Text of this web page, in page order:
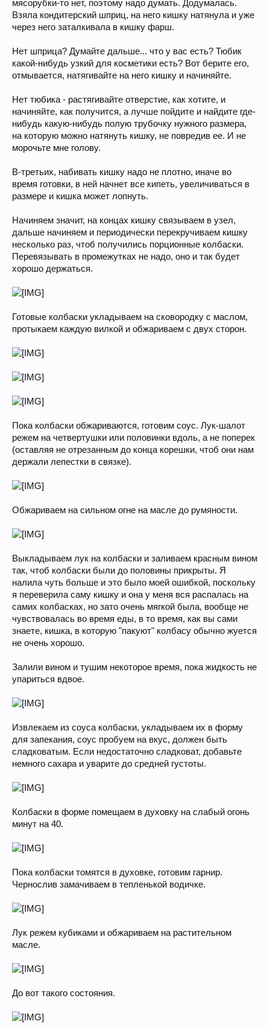
мясорубки-то нет, поэтому надо думать. Додумалась.
Взяла кондитерский шприц, на него кишку натянула и уже
через него заталкивала в кишку фарш.
Нет шприца? Думайте дальше... что у вас есть? Тюбик
какой-нибудь узкий для косметики есть? Вот берите его,
отмывается, натягивайте на него кишку и начиняйте.
Нет тюбика - растягивайте отверстие, как хотите, и
начиняйте, как получится, а лучше пойдите и найдите где-
нибудь какую-нибудь полую трубочку нужного размера,
на которую можно натянуть кишку, не повредив ее. И не
морочьте мне голову.
В-третьих, набивать кишку надо не плотно, иначе во
время готовки, в ней начнет все кипеть, увеличиваться в
размере и кишка может лопнуть.
Начиняем значит, на концах кишку связываем в узел,
дальше начиняем и периодически перекручиваем кишку
несколько раз, чтоб получились порционные колбаски.
Перевязывать в промежутках не надо, оно и так будет
хорошо держаться.
Готовые колбаски укладываем на сковородку с маслом,
протыкаем каждую вилкой и обжариваем с двух сторон.
Пока колбаски обжариваются, готовим соус. Лук-шалот
режем на четвертушки или половинки вдоль, а не поперек
(оставляя не отрезанным до конца корешки, чтоб они нам
держали лепестки в связке).
Обжариваем на сильном огне на масле до румяности.
Выкладываем лук на колбаски и заливаем красным вином
так, чтоб колбаски были до половины прикрыты. Я
налила чуть больше и это было моей ошибкой, поскольку
я переверила саму кишку и она у меня вся распалась на
самих колбасках, но зато очень мягкой была, вообще не
чувствовалась во время еды, в то время, как вы сами
знаете, кишка, в которую "пакуют" колбасу обычно жуется
не очень хорошо.
Залили вином и тушим некоторое время, пока жидкость не
упариться вдвое.
Извлекаем из соуса колбаски, укладываем их в форму
для запекания, соус пробуем на вкус, должен быть
сладковатым. Если недостаточно сладковат, добавьте
немного сахара и уварите до средней густоты.
Колбаски в форме помещаем в духовку на слабый огонь
минут на 40.
Пока колбаски томятся в духовке, готовим гарнир.
Чернослив замачиваем в тепленькой водичке.
Лук режем кубиками и обжариваем на растительном
масле.
До вот такого состояния.